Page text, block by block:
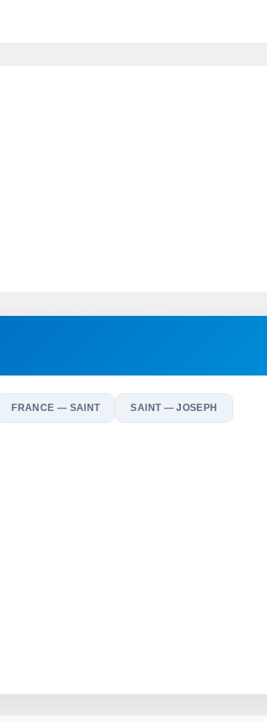
FRANCE — SAINT SAINT — JOSEPH